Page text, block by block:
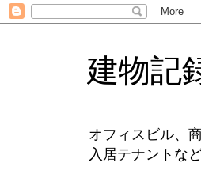
建物記
オフィスビル、
入居テナントな